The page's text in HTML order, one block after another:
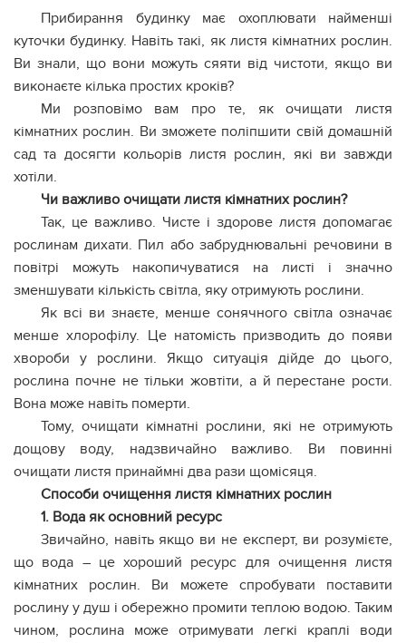
Прибирання будинку має охоплювати найменші
куточки будинку. Навіть такі, як листя кімнатних рослин.
Ви знали, що вони можуть сяяти від чистоти, якщо ви
виконаєте кілька простих кроків?
Ми розповімо вам про те, як очищати листя
кімнатних рослин. Ви зможете поліпшити свій домашній
сад та досягти кольорів листя рослин, які ви завжди
хотіли.
Чи важливо очищати листя кімнатних рослин?
Так, це важливо. Чисте і здорове листя допомагає
рослинам дихати. Пил або забруднювальні речовини в
повітрі можуть накопичуватися на листі і значно
зменшувати кількість світла, яку отримують рослини.
Як всі ви знаєте, менше сонячного світла означає
менше хлорофілу. Це натомість призводить до появи
хвороби у рослини. Якщо ситуація дійде до цього,
рослина почне не тільки жовтіти, а й перестане рости.
Вона може навіть померти.
Тому, очищати кімнатні рослини, які не отримують
дощову воду, надзвичайно важливо. Ви повинні
очищати листя принаймні два рази щомісяця.
Способи очищення листя кімнатних рослин
1. Вода як основний ресурс
Звичайно, навіть якщо ви не експерт, ви розумієте,
що вода – це хороший ресурс для очищення листя
кімнатних рослин. Ви можете спробувати поставити
рослину у душ і обережно промити теплою водою. Таким
чином, рослина може отримувати легкі краплі води